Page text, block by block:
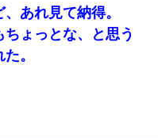
あれ見て納得。
ょっとな、と思う
。